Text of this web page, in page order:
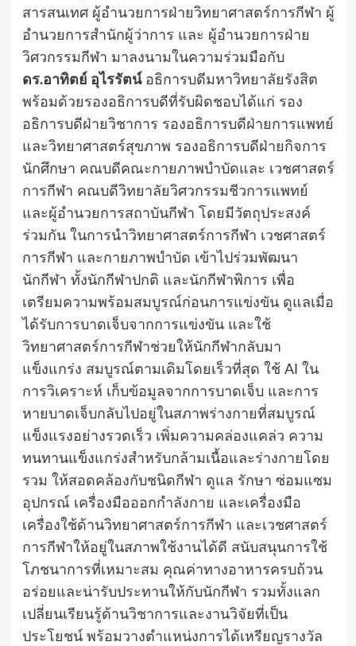
สารสนเทศ ผู้อำนวยการฝ่ายวิทยาศาสตร์การกีฬา ผู้
อำนวยการสำนักผู้ว่าการ และ ผู้อำนวยการฝ่าย
วิศวกรรมกีฬา มาลงนามในความร่วมมือกับ
ดร.อาทิตย์ อุไรรัตน์อธิการบดีมหาวิทยาลัยรังสิต
พร้อมด้วยรองอธิการบดีที่รับผิดชอบได้แก่ รอง
อธิการบดีฝ่ายวิชาการ รองอธิการบดีฝ่ายการแพทย์
และวิทยาศาสตร์สุขภาพ รองอธิการบดีฝ่ายกิจการ
นักศึกษา คณบดีคณะกายภาพบำบัดและ เวชศาสตร์
การกีฬา คณบดีวิทยาลัยวิศวกรรมชีวการแพทย์
และผู้อำนวยการสถาบันกีฬา โดยมีวัตถุประสงค์
ร่วมกัน ในการนำวิทยาศาสตร์การกีฬา เวชศาสตร์
การกีฬา และกายภาพบำบัด เข้าไปร่วมพัฒนา
นักกีฬา ทั้งนักกีฬาปกติ และนักกีฬาพิการ เพื่อ
เตรียมความพร้อมสมบูรณ์ก่อนการแข่งขัน ดูแลเมื่อ
ได้รับการบาดเจ็บจากการแข่งขัน และใช้
วิทยาศาสตร์การกีฬาช่วยให้นักกีฬากลับมา
แข็งแกร่ง สมบูรณ์ตามเดิมโดยเร็วที่สุด ใช้ AI ใน
การวิเคราะห์ เก็บข้อมูลจากการบาดเจ็บ และการ
หายบาดเจ็บกลับไปอยู่ในสภาพร่างกายที่สมบูรณ์
แข็งแรงอย่างรวดเร็ว เพิ่มความคล่องแคล่ว ความ
ทนทานแข็งแกร่งสำหรับกล้ามเนื้อและร่างกายโดย
รวม ให้สอดคล้องกับชนิดกีฬา ดูแล รักษา ซ่อมแซม
อุปกรณ์ เครื่องมือออกกำลังกาย และเครื่องมือ
เครื่องใช้ด้านวิทยาศาสตร์การกีฬา และเวชศาสตร์
การกีฬาให้อยู่ในสภาพใช้งานได้ดี สนับสนุนการใช้
โภชนาการที่เหมาะสม คุณค่าทางอาหารครบถ้วน
อร่อยและน่ารับประทานให้กับนักกีฬา รวมทั้งแลก
เปลี่ยนเรียนรู้ด้านวิชาการและงานวิจัยที่เป็น
ประโยชน์ พร้อมวางตำแหน่งการได้เหรียญรางวัล